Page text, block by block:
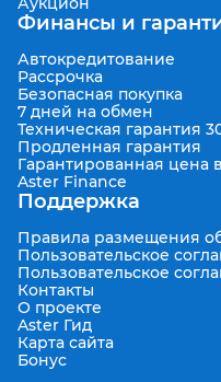
Финансы и
Автокредитование
Рассрочка
Безопасная покупка
7 дней на обмен
Техническая гарантия
Продленная гарантия
Гарантированная цена
Aster Finance
Поддержка
Правила размещения
Пользовательское
Пользовательское
Контакты
О проекте
Aster Гид
Карта сайта
Бонус